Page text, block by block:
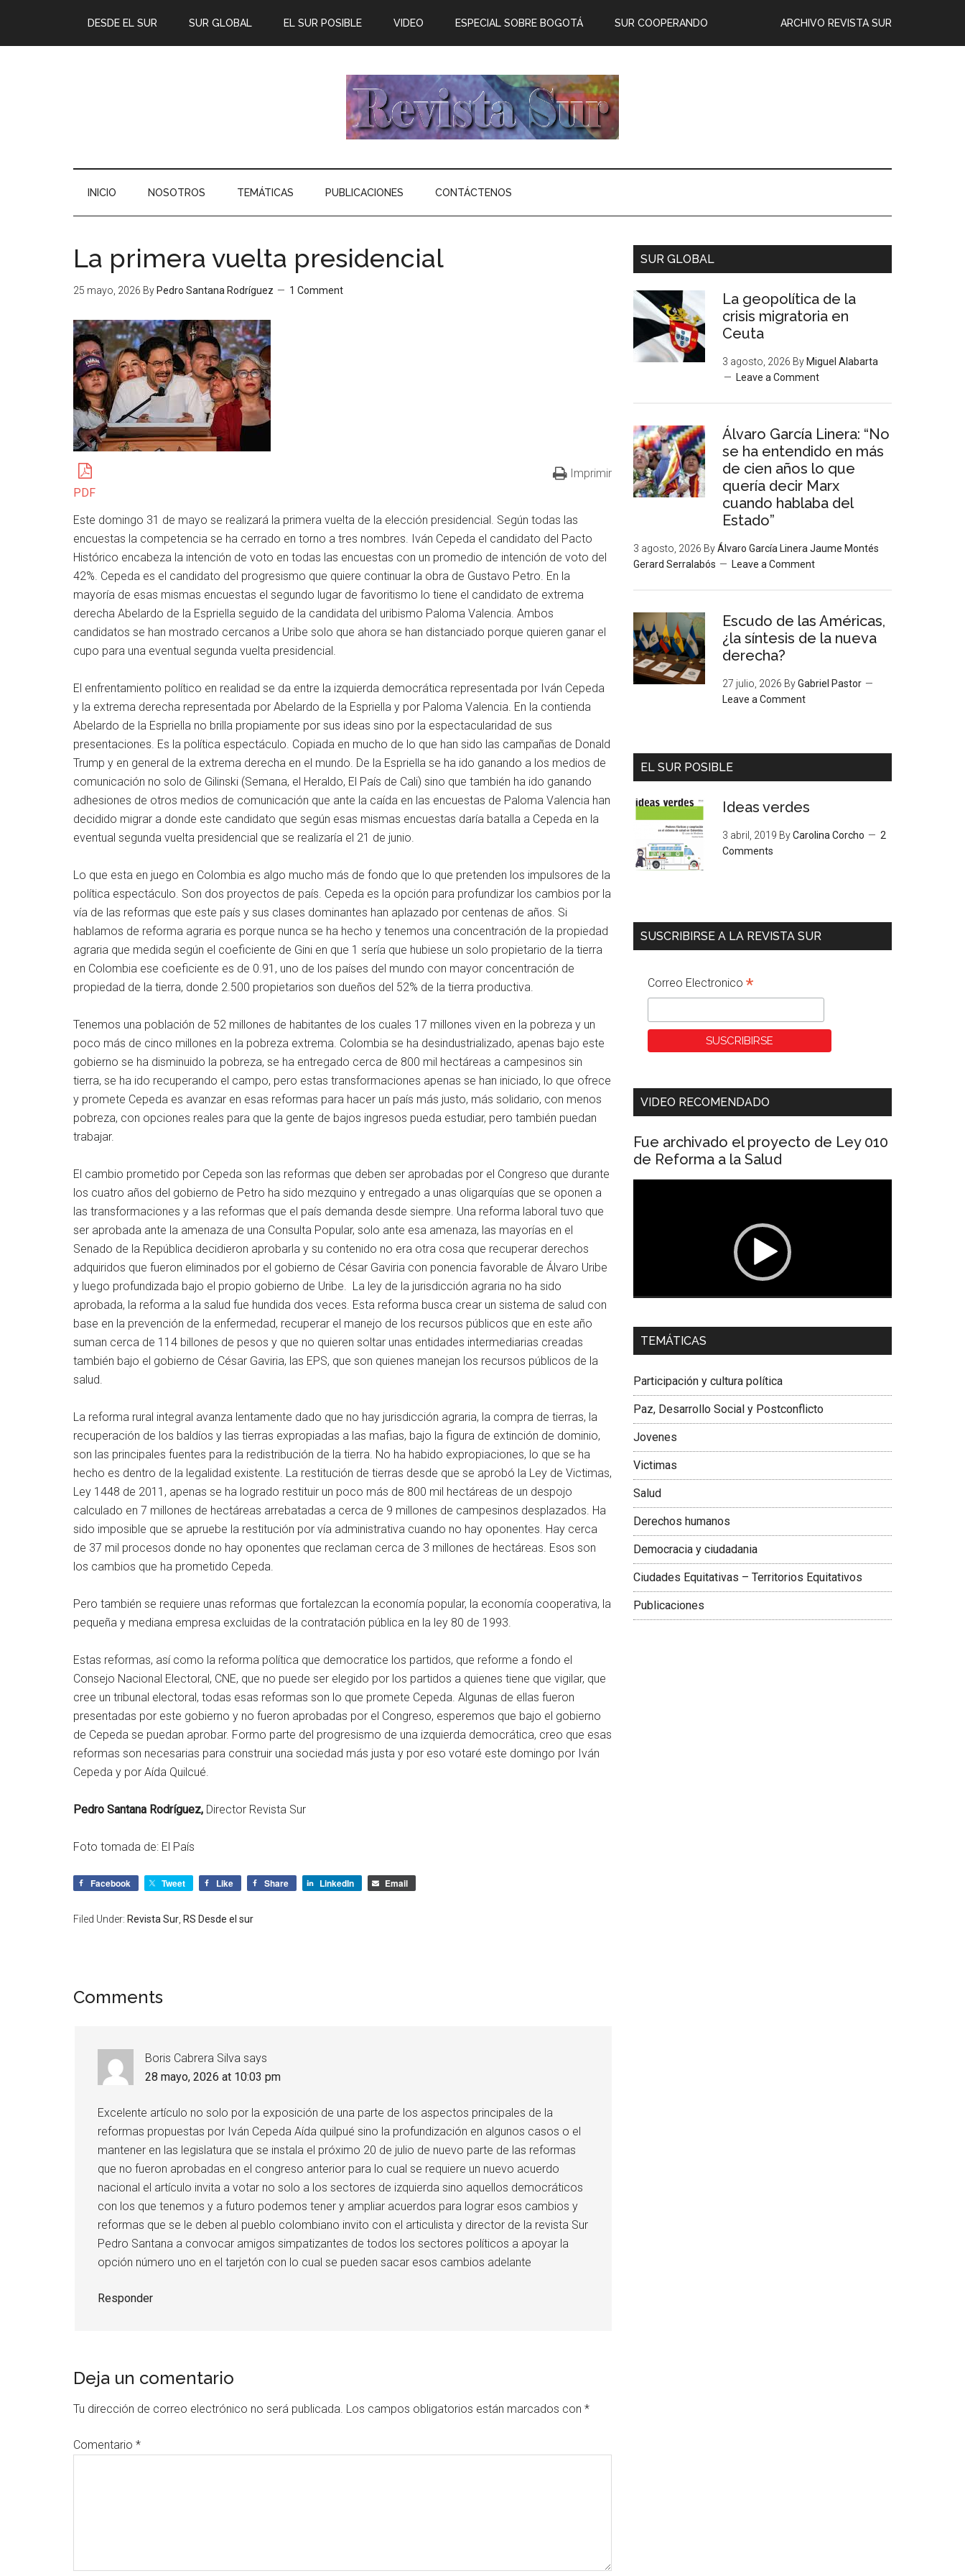
DESDE EL SUR SUR GLOBAL EL SUR POSIBLE ARCHIVO REVISTA SUR
VIDEO ESPECIAL SOBRE BOGOTÁ SUR COOPERANDO
INICIO NOSOTROS TEMÁTICAS PUBLICACIONES CONTÁCTENOS
La primera vuelta presidencial
25 mayo, 2026 By Pedro Santana Rodríguez 1 Comment
PDF
Imprimir
Este domingo 31 de mayo se realizará la primera vuelta de la elección presidencial. Según todas las
encuestas la competencia se ha cerrado en torno a tres nombres. Iván Cepeda el candidato del Pacto
Histórico encabeza la intención de voto en todas las encuestas con un promedio de intención de voto del
42%. Cepeda es el candidato del progresismo que quiere continuar la obra de Gustavo Petro. En la
mayoría de esas mismas encuestas el segundo lugar de favoritismo lo tiene el candidato de extrema
derecha Abelardo de la Espriella seguido de la candidata del uribismo Paloma Valencia. Ambos
candidatos se han mostrado cercanos a Uribe solo que ahora se han distanciado porque quieren ganar el
cupo para una eventual segunda vuelta presidencial.
El enfrentamiento político en realidad se da entre la izquierda democrática representada por Iván Cepeda
y la extrema derecha representada por Abelardo de la Espriella y por Paloma Valencia. En la contienda
Abelardo de la Espriella no brilla propiamente por sus ideas sino por la espectacularidad de sus
presentaciones. Es la política espectáculo. Copiada en mucho de lo que han sido las campañas de Donald
Trump y en general de la extrema derecha en el mundo. De la Espriella se ha ido ganando a los medios de
comunicación no solo de Gilinski (Semana, el Heraldo, El País de Cali) sino que también ha ido ganando
adhesiones de otros medios de comunicación que ante la caída en las encuestas de Paloma Valencia han
decidido migrar a donde este candidato que según esas mismas encuestas daría batalla a Cepeda en la
eventual segunda vuelta presidencial que se realizaría el 21 de junio.
Lo que esta en juego en Colombia es algo mucho más de fondo que lo que pretenden los impulsores de la
política espectáculo. Son dos proyectos de país. Cepeda es la opción para profundizar los cambios por la
vía de las reformas que este país y sus clases dominantes han aplazado por centenas de años. Si
hablamos de reforma agraria es porque nunca se ha hecho y tenemos una concentración de la propiedad
agraria que medida según el coeficiente de Gini en que 1 sería que hubiese un solo propietario de la tierra
en Colombia ese coeficiente es de 0.91, uno de los países del mundo con mayor concentración de
propiedad de la tierra, donde 2.500 propietarios son dueños del 52% de la tierra productiva.
Tenemos una población de 52 millones de habitantes de los cuales 17 millones viven en la pobreza y un
poco más de cinco millones en la pobreza extrema. Colombia se ha desindustrializado, apenas bajo este
gobierno se ha disminuido la pobreza, se ha entregado cerca de 800 mil hectáreas a campesinos sin
tierra, se ha ido recuperando el campo, pero estas transformaciones apenas se han iniciado, lo que ofrece
y promete Cepeda es avanzar en esas reformas para hacer un país más justo, más solidario, con menos
pobreza, con opciones reales para que la gente de bajos ingresos pueda estudiar, pero también puedan
trabajar.
El cambio prometido por Cepeda son las reformas que deben ser aprobadas por el Congreso que durante
los cuatro años del gobierno de Petro ha sido mezquino y entregado a unas oligarquías que se oponen a
las transformaciones y a las reformas que el país demanda desde siempre. Una reforma laboral tuvo que
ser aprobada ante la amenaza de una Consulta Popular, solo ante esa amenaza, las mayorías en el
Senado de la República decidieron aprobarla y su contenido no era otra cosa que recuperar derechos
adquiridos que fueron eliminados por el gobierno de César Gaviria con ponencia favorable de Álvaro Uribe
y luego profundizada bajo el propio gobierno de Uribe. La ley de la jurisdicción agraria no ha sido
aprobada, la reforma a la salud fue hundida dos veces. Esta reforma busca crear un sistema de salud con
base en la prevención de la enfermedad, recuperar el manejo de los recursos públicos que en este año
suman cerca de 114 billones de pesos y que no quieren soltar unas entidades intermediarias creadas
también bajo el gobierno de César Gaviria, las EPS, que son quienes manejan los recursos públicos de la
salud.
La reforma rural integral avanza lentamente dado que no hay jurisdicción agraria, la compra de tierras, la
recuperación de los baldíos y las tierras expropiadas a las mafias, bajo la figura de extinción de dominio,
son las principales fuentes para la redistribución de la tierra. No ha habido expropiaciones, lo que se ha
hecho es dentro de la legalidad existente. La restitución de tierras desde que se aprobó la Ley de Victimas,
Ley 1448 de 2011, apenas se ha logrado restituir un poco más de 800 mil hectáreas de un despojo
calculado en 7 millones de hectáreas arrebatadas a cerca de 9 millones de campesinos desplazados. Ha
sido imposible que se apruebe la restitución por vía administrativa cuando no hay oponentes. Hay cerca
de 37 mil procesos donde no hay oponentes que reclaman cerca de 3 millones de hectáreas. Esos son
los cambios que ha prometido Cepeda.
Pero también se requiere unas reformas que fortalezcan la economía popular, la economía cooperativa, la
pequeña y mediana empresa excluidas de la contratación pública en la ley 80 de 1993.
Estas reformas, así como la reforma política que democratice los partidos, que reforme a fondo el
Consejo Nacional Electoral, CNE, que no puede ser elegido por los partidos a quienes tiene que vigilar, que
cree un tribunal electoral, todas esas reformas son lo que promete Cepeda. Algunas de ellas fueron
presentadas por este gobierno y no fueron aprobadas por el Congreso, esperemos que bajo el gobierno
de Cepeda se puedan aprobar. Formo parte del progresismo de una izquierda democrática, creo que esas
reformas son necesarias para construir una sociedad más justa y por eso votaré este domingo por Iván
Cepeda y por Aída Quilcué.
Pedro Santana Rodríguez, Director Revista Sur
Foto tomada de: El País
Facebook Tweet Like Share LinkedIn Email
Filed Under: Revista Sur RS Desde el sur
Comments
Boris Cabrera Silva says
28 mayo, 2026 at 10:03 pm
Excelente artículo no solo por la exposición de una parte de los aspectos principales de la
reformas propuestas por Iván Cepeda Aída quilpué sino la profundización en algunos casos o el
mantener en las legislatura que se instala el próximo 20 de julio de nuevo parte de las reformas
que no fueron aprobadas en el congreso anterior para lo cual se requiere un nuevo acuerdo
nacional el artículo invita a votar no solo a los sectores de izquierda sino aquellos democráticos
con los que tenemos y a futuro podemos tener y ampliar acuerdos para lograr esos cambios y
reformas que se le deben al pueblo colombiano invito con el articulista y director de la revista Sur
Pedro Santana a convocar amigos simpatizantes de todos los sectores políticos a apoyar la
opción número uno en el tarjetón con lo cual se pueden sacar esos cambios adelante
Responder
Deja un comentario
Tu dirección de correo electrónico no será publicada. Los campos obligatorios están marcados con *
Comentario *
SUR GLOBAL
La geopolítica de la
crisis migratoria en
Ceuta
3 agosto, 2026 By Miguel Alabarta
Leave a Comment
Álvaro García Linera: “No
se ha entendido en más
de cien años lo que
quería decir Marx
cuando hablaba del
Estado”
3 agosto, 2026 ByÁlvaro García Linera Jaume Montés
Gerard Serralabós
Leave a Comment
Escudo de las Américas,
¿la síntesis de la nueva
derecha?
27 julio, 2026 ByGabriel Pastor
Leave a Comment
EL SUR POSIBLE
Ideas verdes
3 abril, 2019 ByCarolina Corcho
2
Comments
SUSCRIBIRSE A LA REVISTA SUR
Correo Electronico *
VIDEO RECOMENDADO
Fue archivado el proyecto de Ley 010
de Reforma a la Salud
Dra. Carolina Corcho Mejía,
Latinoamericana Sur, Vicepresidenta Federación
TEMÁTICAS
Participación y cultura política
Paz, Desarrollo Social y Postconflicto
Jovenes
Victimas
Salud
Derechos humanos
Democracia y ciudadania
Ciudades Equitativas – Territorios Equitativos
Publicaciones